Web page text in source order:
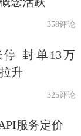
山市国资
平台信息
年，是
生产与服
服务于一
358评论
封单13万
升
325评论
服务定价